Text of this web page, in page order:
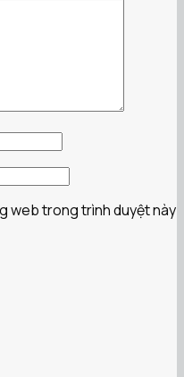
web trong trình duyệt này